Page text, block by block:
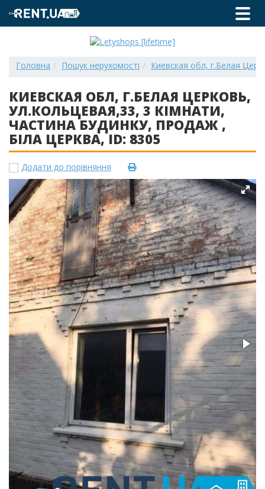
Головна Пошук нерухомості Киевская обл, г.Белая
КИЕВСКАЯ ОБЛ, Г.БЕЛАЯ ЦЕРКОВЬ,
УЛ.КОЛЬЦЕВАЯ,33, 3 КІМНАТИ,
ЧАСТИНА БУДИНКУ, ПРОДАЖ ,
БІЛА ЦЕРКВА, ID: 8305
Додати до порівняння